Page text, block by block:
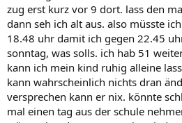
zug erst kurz vor 9 dort. lass den
dann seh ich alt aus. also müsste
18.48 uhr damit ich gegen 22.45
sonntag, was solls. ich hab 51
kann ich mein kind ruhig alleine
kann wahrscheinlich nichts dran
versprechen kann er nix. könnte
mal einen tag aus der schule